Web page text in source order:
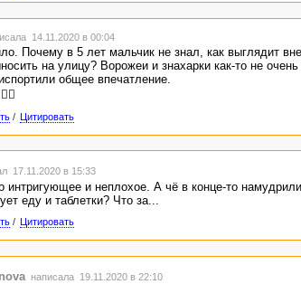
14.11.2020 в 00:04
Почему в 5 лет мальчик не знал, как выглядит
на улицу? Ворожеи и знахарки как-то не
общее впечатление.
/ Цитировать
17.11.2020 в 15:33
интригующее и неплохое. А чё в конце-то
еду и таблетки? Что за...
/ Цитировать
написала 19.11.2020 в 22:10